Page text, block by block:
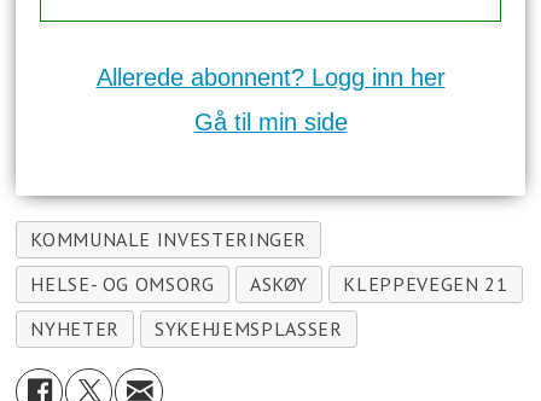
Allerede abonnent? Logg inn her
Gå til min side
KOMMUNALE INVESTERINGER
HELSE- OG OMSORG
ASKØY
KLEPPEVEGEN 21
NYHETER
SYKEHJEMSPLASSER